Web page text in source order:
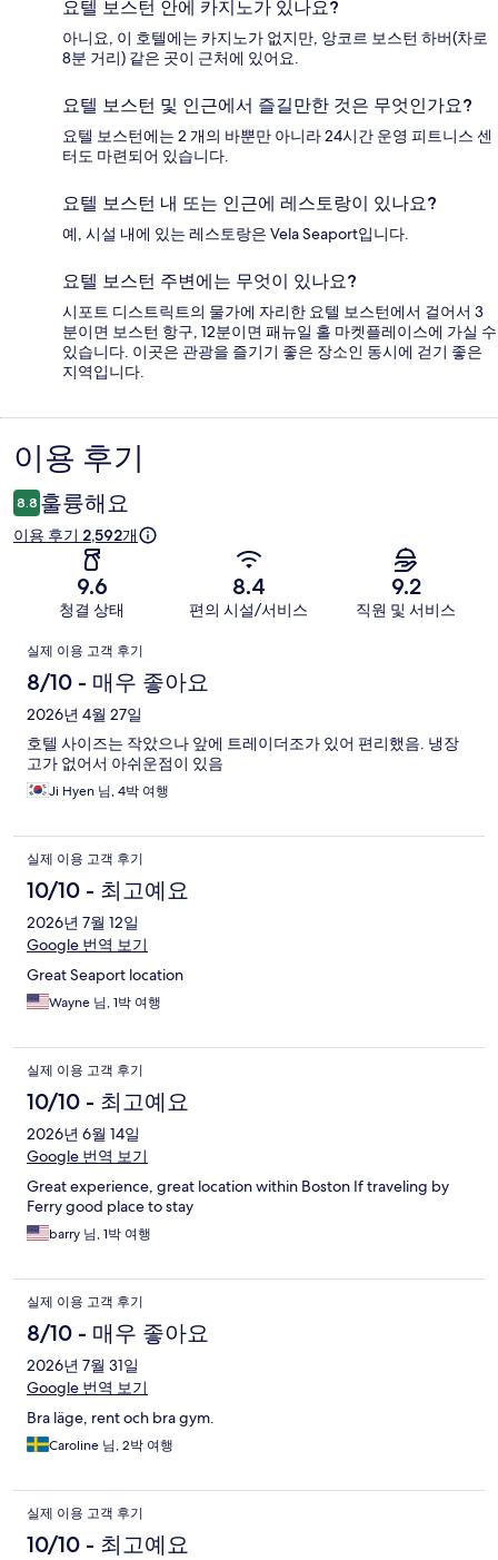
요텔 보스턴 안에 카지노가 있나요?
아니요, 이 호텔에는 카지노가 없지만, 앙코르 보스턴 하버(차로
8분 거리) 같은 곳이 근처에 있어요.
요텔 보스턴 및 인근에서 즐길만한 것은 무엇인가요?
요텔 보스턴에는 2 개의 바뿐만 아니라 24시간 운영 피트니스 센
터도 마련되어 있습니다.
요텔 보스턴 내 또는 인근에 레스토랑이 있나요?
예, 시설 내에 있는 레스토랑은 Vela Seaport입니다.
요텔 보스턴 주변에는 무엇이 있나요?
시포트 디스트릭트의 물가에 자리한 요텔 보스턴에서 걸어서 3
분이면 보스턴 항구, 12분이면 패뉴일 홀 마켓플레이스에 가실 수
있습니다. 이곳은 관광을 즐기기 좋은 장소인 동시에 걷기 좋은
지역입니다.
이
용
후
이용 후기
8.8 훌륭해요
이용 후기 2,592개
9.6
청결 상태
8.4
편의 시설/서비스
9.2
직원 및 서비스
이
용
후
기
실제 이용 고객 후기
8/10 - 매우 좋아요
2026년 4월 27일
호텔 사이즈는 작았으나 앞에 트레이더조가 있어 편리했음. 냉장
고가 없어서 아쉬운점이 있음
Ji Hyen 님, 4박 여행
실제 이용 고객 후기
10/10 - 최고예요
2026년 7월 12일
Google 번역 보기
Great Seaport location
Wayne 님, 1박 여행
실제 이용 고객 후기
10/10 - 최고예요
2026년 6월 14일
Google 번역 보기
Great experience, great location within Boston If traveling by
Ferry good place to stay
barry 님, 1박 여행
실제 이용 고객 후기
8/10 - 매우 좋아요
2026년 7월 31일
Google 번역 보기
Bra läge, rent och bra gym.
Caroline 님, 2박 여행
실제 이용 고객 후기
10/10 - 최고예요